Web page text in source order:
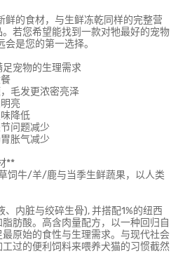
鲜的食材，与生鲜冻乾同样的完整营
若您希望能找到一款对牠最好的宠物
是您的第一选择。
宠物的生理需求
毛发更浓密亮泽
亮
降低
问题减少
胀气减少
**
饲牛/羊/鹿与当季生鲜蔬果，以人类
内脏与绞碎生骨), 并搭配1%的纽西
肪酸。高含肉量配方，以一种回归自
原始的食性与生理需求。与现代社会
过的便利饲料来喂养犬猫的习惯截然